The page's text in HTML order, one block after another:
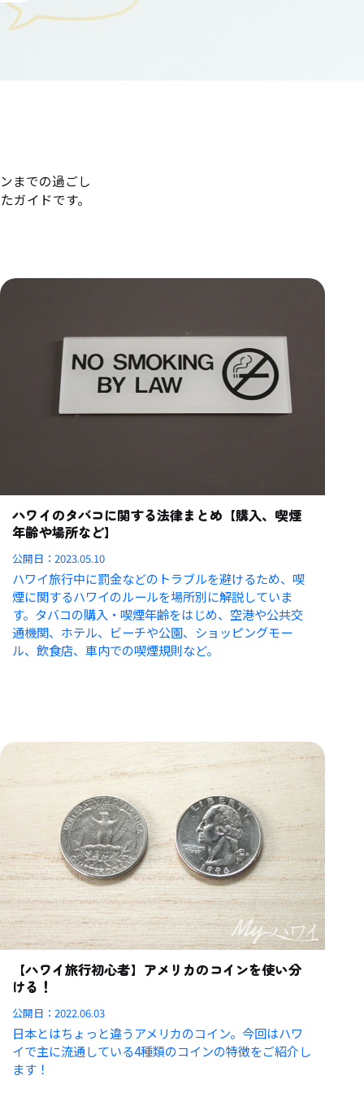
までの過ごし
ガイドです。
ハワイのタバコに関する法律まとめ【購入、喫煙
年齢や場所など】
公開日：2023.05.10
ハワイ旅行中に罰金などのトラブルを避けるため、喫
煙に関するハワイのルールを場所別に解説していま
す。タバコの購入・喫煙年齢をはじめ、空港や公共交
通機関、ホテル、ビーチや公園、ショッピングモー
ル、飲食店、車内での喫煙規則など。
【ハワイ旅行初心者】アメリカのコインを使い分
ける！
公開日：2022.06.03
日本とはちょっと違うアメリカのコイン。今回はハワ
イで主に流通している4種類のコインの特徴をご紹介し
ます！